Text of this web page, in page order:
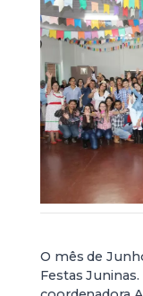
O mês de
Festas